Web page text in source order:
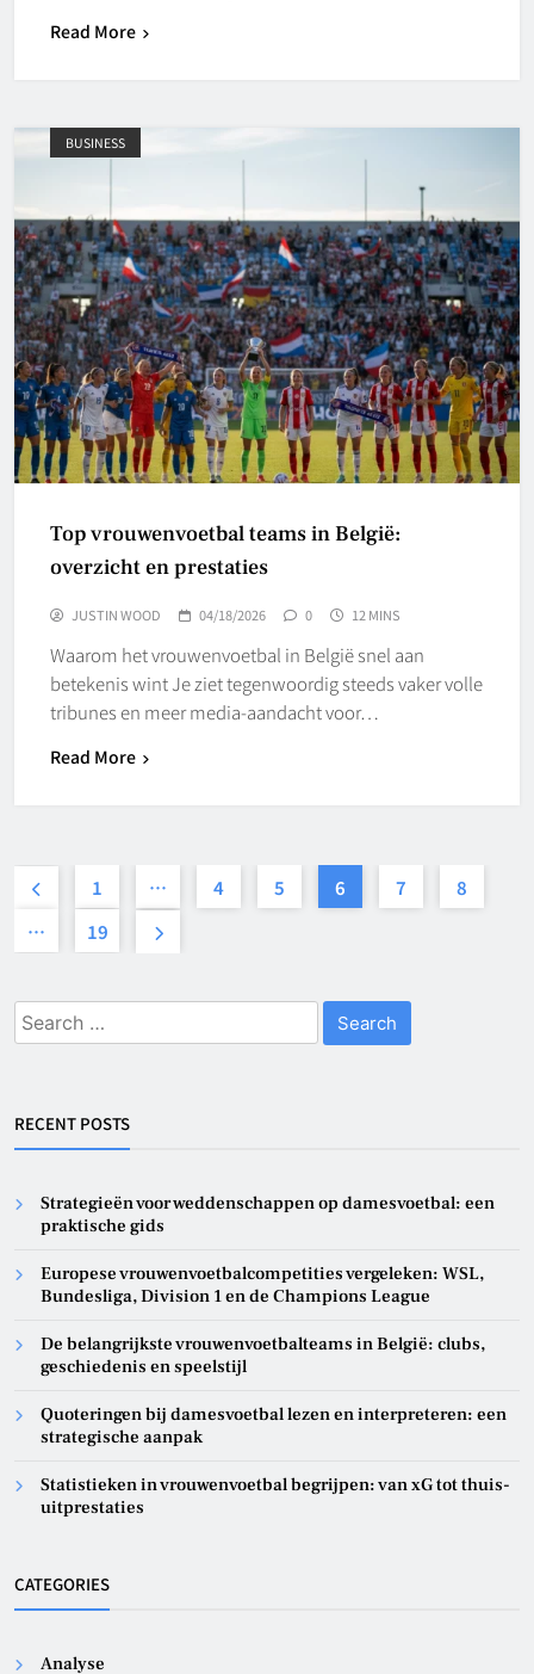
Read More
BUSINESS
Top vrouwenvoetbal teams in België:
overzicht en prestaties
JUSTIN WOOD 04/18/2026 0 12 MINS
Waarom het vrouwenvoetbal in België snel aan
betekenis wint Je ziet tegenwoordig steeds vaker volle
tribunes en meer media-aandacht voor…
Read More
1 … 4 5 6 7
8
…
19
Search
for:
RECENT POSTS
Strategieën voor weddenschappen op damesvoetbal: een
praktische gids
Europese vrouwenvoetbalcompetities vergeleken: WSL,
Bundesliga, Division 1 en de Champions League
De belangrijkste vrouwenvoetbalteams in België: clubs,
geschiedenis en speelstijl
Quoteringen bij damesvoetbal lezen en interpreteren: een
strategische aanpak
Statistieken in vrouwenvoetbal begrijpen: van xG tot thuis-
uitprestaties
CATEGORIES
Analyse